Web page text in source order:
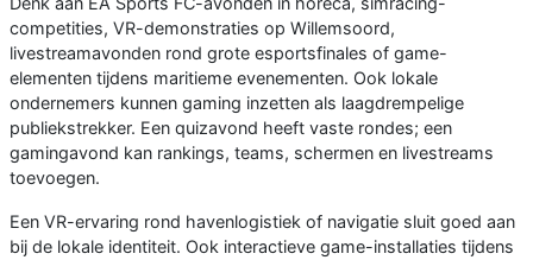
competities, VR-demonstraties op Willemsoord,
livestreamavonden rond grote esportsfinales of game-
elementen tijdens maritieme evenementen. Ook lokale
ondernemers kunnen gaming inzetten als laagdrempelige
publiekstrekker. Een quizavond heeft vaste rondes; een
gamingavond kan rankings, teams, schermen en livestreams
toevoegen.
Een VR-ervaring rond havenlogistiek of navigatie sluit goed aan
bij de lokale identiteit. Ook interactieve game-installaties tijdens